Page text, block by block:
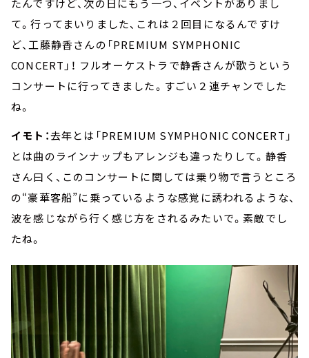
て。行ってまいりました、これは２回目になるんですけ
ど、工藤静香さんの「PREMIUM SYMPHONIC
CONCERT」！ フルオーケストラで静香さんが歌うという
コンサートに行ってきました。すごい２連チャンでした
ね。
イモト：去年とは「PREMIUM SYMPHONIC CONCERT」
とは曲のラインナップもアレンジも違ったりして。静香
さん曰く、このコンサートに関しては乗り物で言うところ
の“豪華客船”に乗っているような感覚に誘われるような、
波を感じながら行く感じ方をされるみたいで。素敵でし
たね。